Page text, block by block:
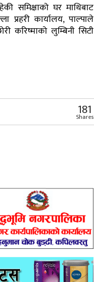
समिक्षाको घर माथिबाट
कार्यालय, पाल्पाले
करिष्माको लुम्बिनी सिटी
181
Shares